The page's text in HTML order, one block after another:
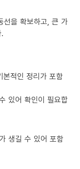
선을 확보하고, 큰 가
본적인 정리가 포함
있어 확인이 필요합
생길 수 있어 포함